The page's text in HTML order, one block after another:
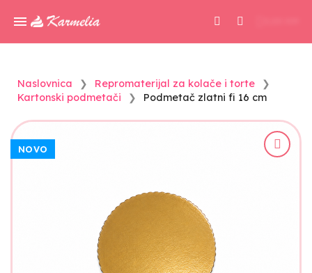
Naslovnica
Repromaterijal za kolače i torte
Kartonski podmetači
Podmetač zlatni fi 16 cm
NOVO